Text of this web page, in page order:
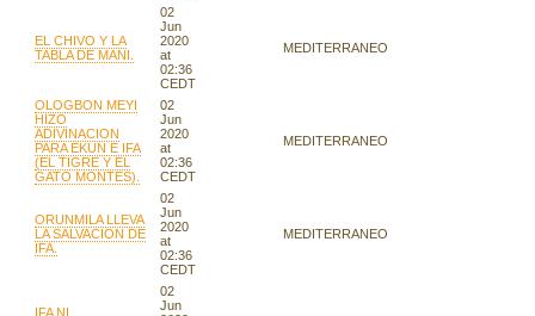
EL CHIVO Y LA
TABLA DE MANI.
02
Jun
2020
at
02:36
CEDT
MEDITERRANEO
OLOGBON MEYI
HIZO
ADIVINACION
PARA EKUN E IFA
(EL TIGRE Y EL
GATO MONTES).
02
Jun
2020
at
02:36
CEDT
MEDITERRANEO
ORUNMILA LLEVA
LA SALVACION DE
IFA.
02
Jun
2020
at
02:36
CEDT
MEDITERRANEO
IFA NI
02
Jun